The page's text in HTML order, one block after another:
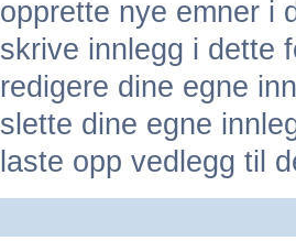
opprette nye emner i
skrive innlegg i dette
redigere dine egne
slette dine egne
laste opp vedlegg til